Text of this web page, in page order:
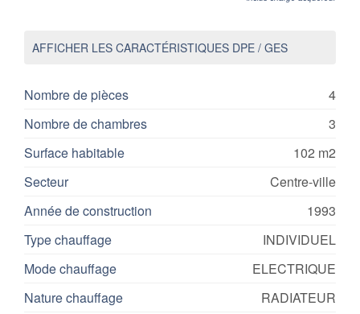
AFFICHER LES CARACTÉRISTIQUES DPE / GES
Nombre de pièces
4
Nombre de chambres
3
Surface habitable
102 m2
Secteur
Centre-ville
Année de construction
1993
Type chauffage
INDIVIDUEL
Mode chauffage
ELECTRIQUE
Nature chauffage
RADIATEUR